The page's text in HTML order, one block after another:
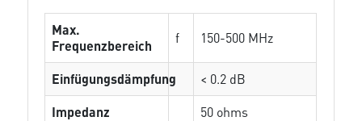
Max.
Frequenzbereich
f 150-500 MHz
Einfügungsdämpfung
< 0.2 dB
Impedanz
50 ohms